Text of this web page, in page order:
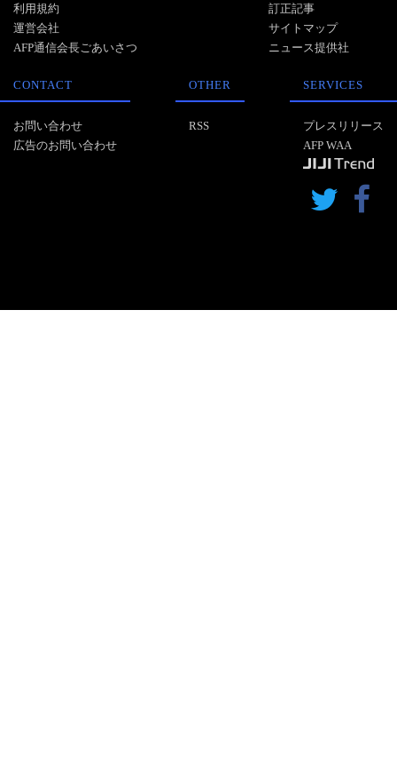
利用規約
運営会社
AFP通信会長ごあいさつ
訂正記事
サイトマップ
ニュース提供社
CONTACT
お問い合わせ
広告のお問い合わせ
OTHER
RSS
SERVICES
プレスリリース
AFP WAA